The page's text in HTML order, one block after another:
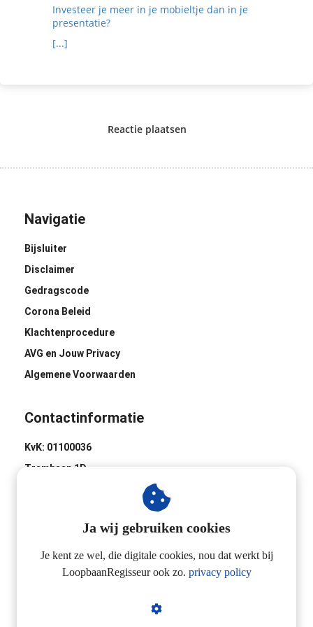
Investeer je meer in je mobieltje dan in je
presentatie?
[...]
Reactie plaatsen
Navigatie
Bijsluiter
Disclaimer
Gedragscode
Corona Beleid
Klachtenprocedure
AVG en Jouw Privacy
Algemene Voorwaarden
Contactinformatie
KvK: 01100036
Trambaan 1D
Industrieweg 2D
3433 NL Nieuwegein
06-24257923
Ja wij gebruiken cookies
Je kent ze wel, die digitale cookies, nou dat werkt bij
LoopbaanRegisseur ook zo. privacy policy